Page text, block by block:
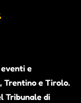
e
Trentino e Tirolo.
Tribunale di